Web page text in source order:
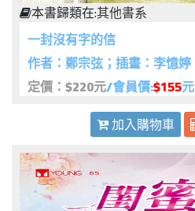
本書歸類在:其他書系
一封沒有字的信
作者：鄭宗弦；插畫：李憶婷
定價：$220元/會員價:$155元
加入購物車